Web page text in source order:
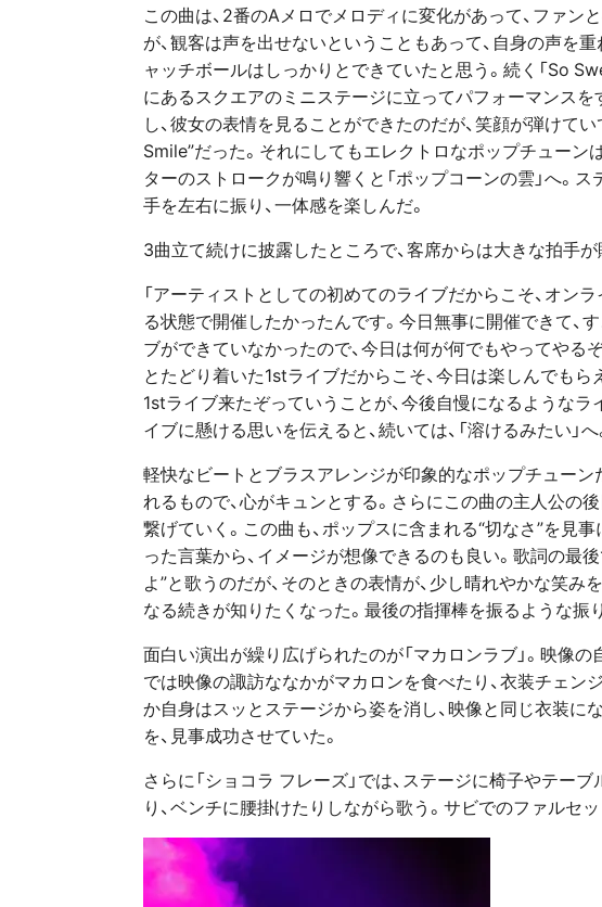
この曲は、2番のAメロでメロディに変化があって、ファ
が、観客は声を出せないということもあって、自身の声を
ャッチボールはしっかりとできていたと思う。続く「So
にあるスクエアのミニステージに立ってパフォーマンス
し、彼女の表情を見ることができたのだが、笑顔が弾けて
Smile”だった。それにしてもエレクトロなポップチューン
ターのストロークが鳴り響くと「ポップコーンの雲」へ。
手を左右に振り、一体感を楽しんだ。
3曲立て続けに披露したところで、客席からは大きな拍手が
「アーティストとしての初めてのライブだからこそ、オン
る状態で開催したかったんです。今日無事に開催できて、
ブができていなかったので、今日は何が何でもやってやる
とたどり着いた1stライブだからこそ、今日は楽しんでも
1stライブ来たぞっていうことが、今後自慢になるようなラ
イブに懸ける思いを伝えると、続いては、「溶けるみたい」へ
軽快なビートとブラスアレンジが印象的なポップチューン
れるもので、心がキュンとする。さらにこの曲の主人公の
繋げていく。この曲も、ポップスに含まれる“切なさ”を見
った言葉から、イメージが想像できるのも良い。歌詞の最
よ”と歌うのだが、そのときの表情が、少し晴れやかな笑み
なる続きが知りたくなった。最後の指揮棒を振るような振
面白い演出が繰り広げられたのが「マカロンラブ」。映像
では映像の諏訪ななかがマカロンを食べたり、衣装チェン
か自身はスッとステージから姿を消し、映像と同じ衣装に
を、見事成功させていた。
さらに「ショコラ フレーズ」では、ステージに椅子やテー
り、ベンチに腰掛けたりしながら歌う。サビでのファルセ